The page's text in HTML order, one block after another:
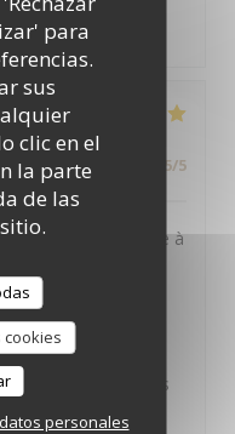
para
sus
clic en el
la parte
de las
personales
Je
5 /5 Calidad / Precio 5/5
restaurant. Adresse à
agréable. Bravo
une touche
Nous
pour
ou pièce du
dire. Un régal Nous